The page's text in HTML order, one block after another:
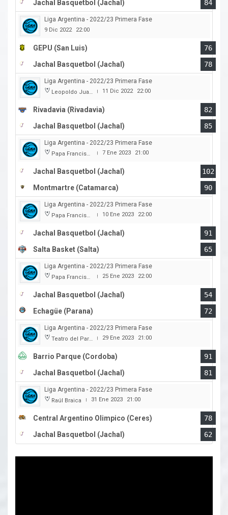
Jachal Basquetbol (Jachal) 84
Liga Argentina - 2022/23 Primera Fase
9 Dic 2022 22:00
GEPU (San Luis)
76
Jachal Basquetbol (Jachal)
78
Liga Argentina - 2022/23 Primera Fase
Leopoldo Juan Brozovix | 11 Dic 2022 22:00
Rivadavia (Rivadavia)
82
Jachal Basquetbol (Jachal)
85
Liga Argentina - 2022/23 Primera Fase
Papa Francisco | 7 Ene 2023 21:00
Jachal Basquetbol (Jachal)
102
Montmartre (Catamarca)
90
Liga Argentina - 2022/23 Primera Fase
Papa Francisco | 10 Ene 2023 22:00
Jachal Basquetbol (Jachal)
91
Salta Basket (Salta)
65
Liga Argentina - 2022/23 Primera Fase
Papa Francisco | 25 Ene 2023 22:00
Jachal Basquetbol (Jachal)
54
Echagüe (Parana)
72
Liga Argentina - 2022/23 Primera Fase
Teatro del Parque | 29 Ene 2023 21:00
Barrio Parque (Cordoba)
91
Jachal Basquetbol (Jachal)
81
Liga Argentina - 2022/23 Primera Fase
Raúl Braica | 31 Ene 2023 21:00
Central Argentino Olimpico (Ceres)
78
Jachal Basquetbol (Jachal)
62